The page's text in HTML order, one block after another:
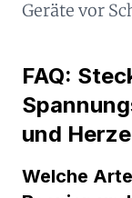
Geräte vor
FAQ:
und
Welche